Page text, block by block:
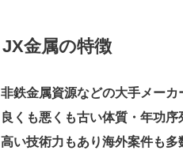
JX金属の特徴
非鉄金属資源などの大手メーカ
良くも悪くも古い体質・年功
高い技術力もあり海外案件も